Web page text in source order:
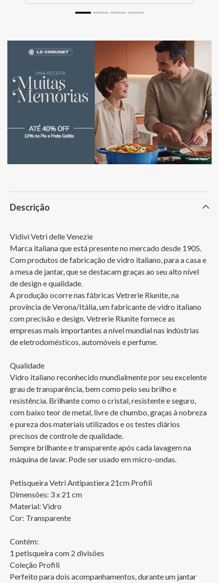
Descrição
Vidivì Vetri delle Venezie
Marca italiana que está presente no mercado desde 1905.
Com produtos de fabricação de vidro italiano, para a casa e
a mesa de jantar, que se destacam graças ao seu alto nível
de design e qualidade.
A produção ocorre nas fábricas Vetrerie Riunite, na
província de Verona/Itália, um fabricante de vidro italiano
com precisão e design. Vetrerie Riunite fornece as
empresas mais importantes a nível mundial nas indústrias
de eletrodomésticos, automóveis e perfume.
Qualidade
Vidro italiano reconhecido mundialmente por seu excelente
grau de transparência, bem como pelo seu brilho e
resistência. Brilhante como o cristal, resistente e seguro,
com baixo teor de metal, livre de chumbo, graças à nobreza
e pureza dos materiais utilizados e os testes diários
precisos de controle de qualidade.
Sempre brilhante e transparente após cada lavagem na
máquina de lavar. Pode ser usado em micro-ondas.
Petisqueira Vetri Antipastiera 21cm Profili
Dimensões: 3 x 21 cm
Material: Vidro
Cor: Transparente
Contém:
1 petisqueira com 2 divisões
Coleção Profili
Perfeito para dois acompanhamentos, durante um jantar